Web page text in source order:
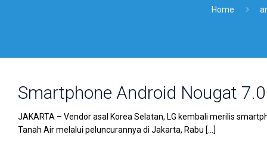
Home
Smartphone Android Nougat
JAKARTA – Vendor asal Korea Selatan, LG kembali merilis
Tanah Air melalui peluncurannya di Jakarta, Rabu […]